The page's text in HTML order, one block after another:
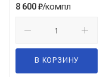
8 600₽/компл
В КОРЗИНУ